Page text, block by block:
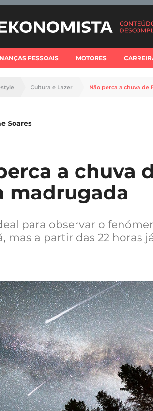
PESSOAIS MOTORES
Cultura e Lazer Não perca a chuva de
Soares
a chuva
madrugada
para observar o
mas a partir das 22 horas